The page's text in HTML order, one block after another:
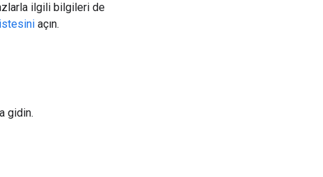
ilgili bilgileri de
açın.
gidin.